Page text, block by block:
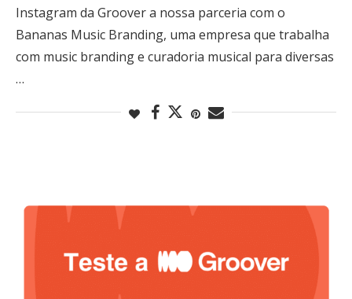
Instagram da Groover a nossa parceria com o
Bananas Music Branding, uma empresa que trabalha
com music branding e curadoria musical para diversas
…